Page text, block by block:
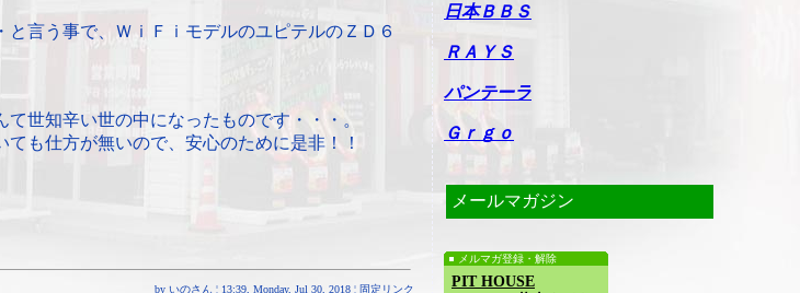
言う事で、ＷｉＦｉモデルのユピテルのＺＤ６
世知辛い世の中になったものです・・・。
ても仕方が無いので、安心のために是非！！
by いのさん ¦ 13:39, Monday, Jul 30, 2018 ¦ 固定リンク
日本ＢＢＳ
ＲＡＹＳ
パンテーラ
Ｇｒｇｏ
メールマガジン
メルマガ登録・解除
PIT HOUSE